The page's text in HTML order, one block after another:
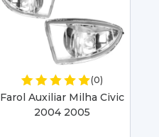
(0)
Farol Auxiliar Milha Civic
2004 2005